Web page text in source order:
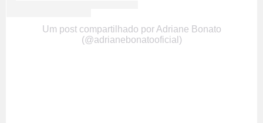
Um post compartilhado por Adriane Bonato
(@adrianebonatooficial)